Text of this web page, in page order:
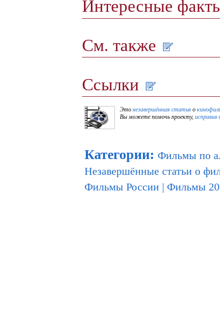
Интересные
См. также
Ссылки
Это незавершённая статья о
Вы можете помочь проекту, исправив
Категории: Фильмы по
Незавершённые статьи о
Фильмы России | Фильмы